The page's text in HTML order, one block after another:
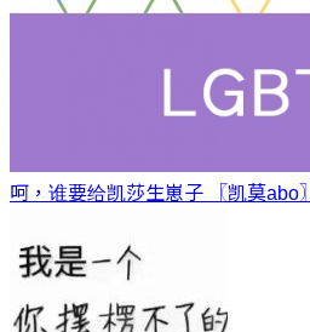
呵，谁要给凯莎生崽子 〖凯莫abo〗